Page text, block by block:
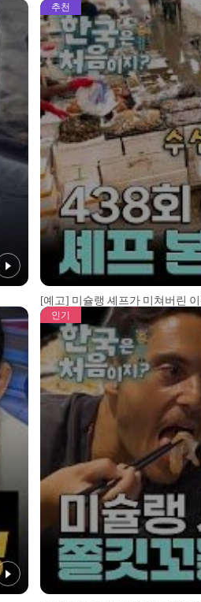
추천
[예고] 미슐랭 셰프가 미쳐버린
인기